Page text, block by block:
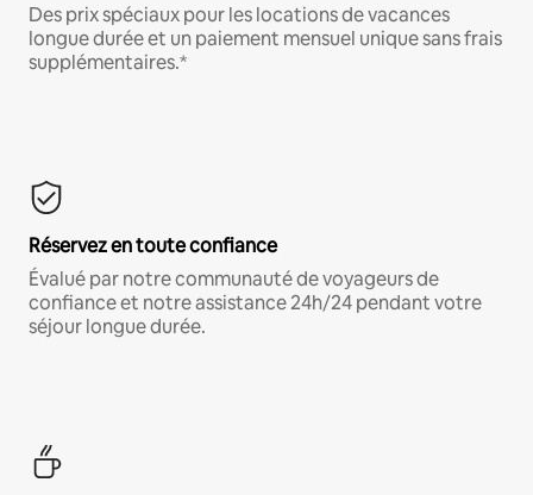
Des prix spéciaux pour les locations de vacances
longue durée et un paiement mensuel unique sans frais
supplémentaires.*
Réservez en toute confiance
Évalué par notre communauté de voyageurs de
confiance et notre assistance 24h/24 pendant votre
séjour longue durée.